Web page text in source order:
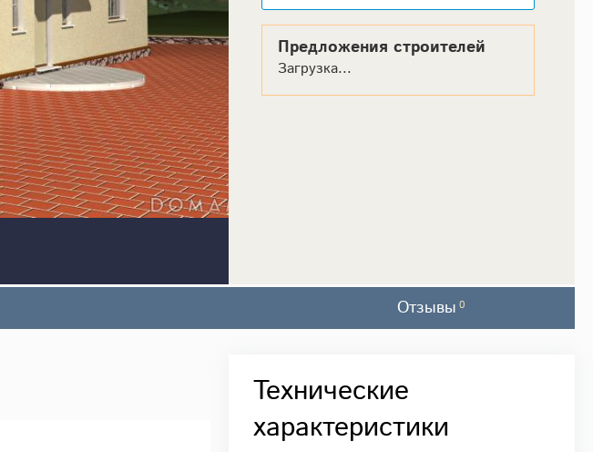
Предложения строителей
Загрузка...
Отзывы 0
Технические
характеристики